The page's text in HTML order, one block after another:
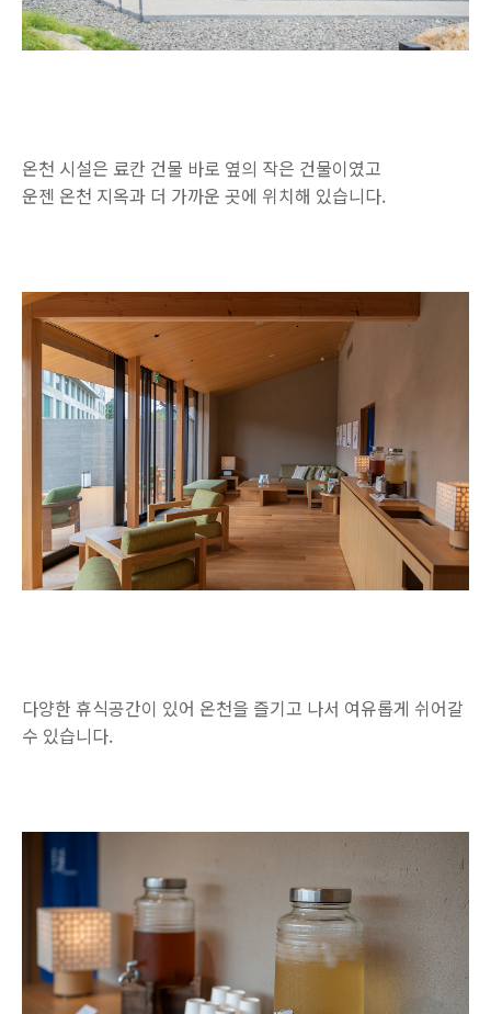
온천 시설은 료칸 건물 바로 옆의 작은 건물이였고
운젠 온천 지옥과 더 가까운 곳에 위치해 있습니다.
다양한 휴식공간이 있어 온천을 즐기고 나서 여유롭게 쉬어갈
수 있습니다.